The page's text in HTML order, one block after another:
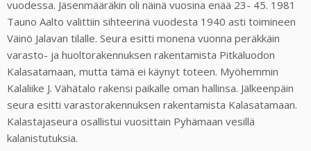
vuodessa. Jäsenmääräkin oli näinä vuosina enää 23- 45. 1981
Tauno Aalto valittiin sihteerinä vuodesta 1940 asti toimineen
Väinö Jalavan tilalle. Seura esitti monena vuonna peräkkäin
varasto- ja huoltorakennuksen rakentamista Pitkäluodon
Kalasatamaan, mutta tämä ei käynyt toteen. Myöhemmin
Kalaliike J. Vähätalo rakensi paikalle oman hallinsa. Jälkeenpäin
seura esitti varastorakennuksen rakentamista Kalasatamaan.
Kalastajaseura osallistui vuosittain Pyhämaan vesillä
kalanistutuksia.